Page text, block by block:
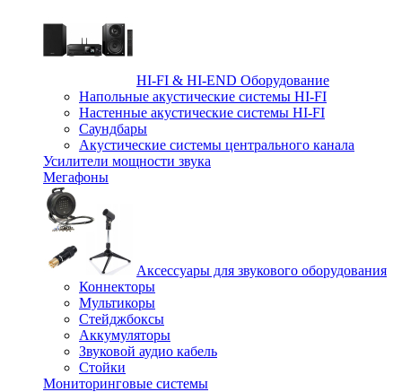
HI-FI & HI-END Оборудование
Напольные акустические системы HI-FI
Настенные акустические системы HI-FI
Саундбары
Акустические системы центрального канала
Усилители мощности звука
Мегафоны
Аксессуары для звукового оборудования
Коннекторы
Мультикоры
Стейджбоксы
Аккумуляторы
Звуковой аудио кабель
Стойки
Мониторинговые системы